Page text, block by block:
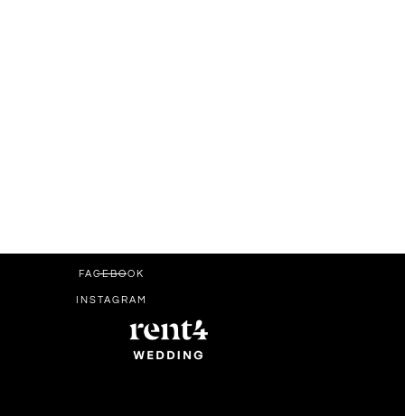
FACEBOOK
INSTAGRAM